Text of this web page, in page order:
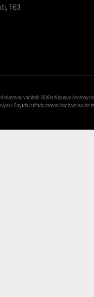
163
vacibdir. Bütün hüquqlar
Saytda istifadə zamanı hər hansısa